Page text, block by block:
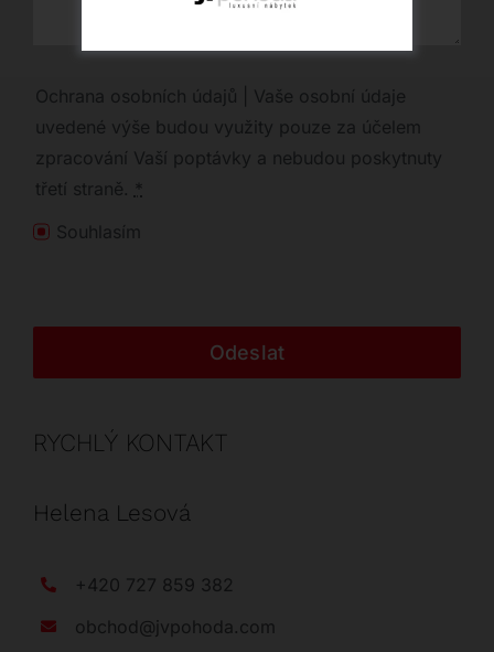
Ochrana osobních údajů | Vaše osobní údaje
uvedené výše budou využity pouze za účelem
zpracování Vaší poptávky a nebudou poskytnuty
třetí straně. *
Souhlasím
Odeslat
RYCHLÝ KONTAKT
Helena Lesová
+420 727 859 382
obchod@jvpohoda.com